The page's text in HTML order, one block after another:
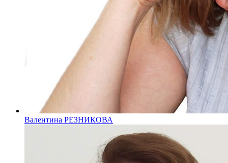
Валентина РЕЗНИКОВА